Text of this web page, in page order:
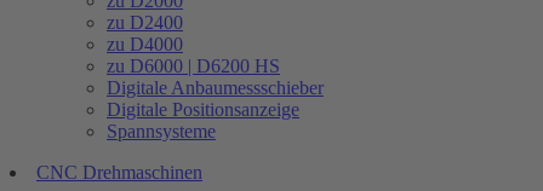
zu D2400
zu D4000
zu D6000 | D6200 HS
Digitale Anbaumessschieber
Digitale Positionsanzeige
Spannsysteme
CNC Drehmaschinen